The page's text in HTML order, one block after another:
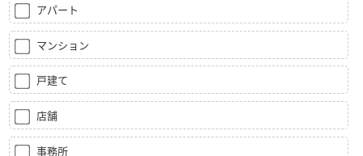
アパート
マンション
戸建て
店舗
事務所